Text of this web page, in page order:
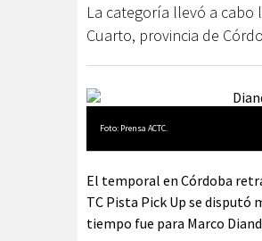
La categoría llevó a
Cuarto, provincia de
Foto: Prensa ACTC.
El temporal en Córdoba
TC Pista Pick Up se
tiempo fue para Marco